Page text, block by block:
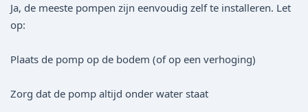
Ja, de meeste pompen zijn eenvoudig zelf te installeren. Let
op:
Plaats de pomp op de bodem (of op een verhoging)
Zorg dat de pomp altijd onder water staat